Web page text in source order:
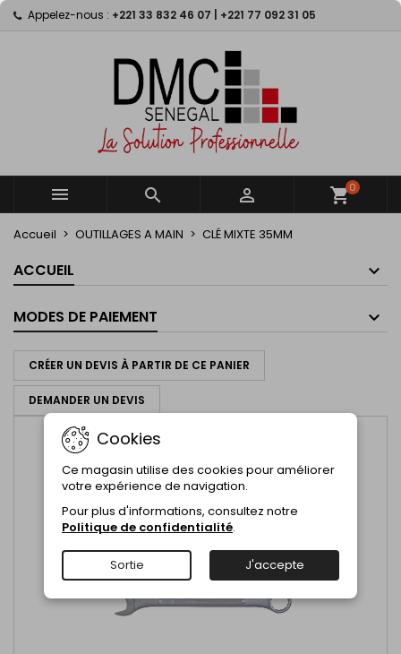
Appelez-nous : +221 33 832 46 07 | +221 77 092 31 05
   shopping_cart0
Accueil OUTILLAGES A MAIN CLÉ MIXTE 35MM
ACCUEIL
MODES DE PAIEMENT
CRÉER UN DEVIS À PARTIR DE CE PANIER
DEMANDER UN DEVIS
My wishlists ×
add_circle_outlineCreate new list
((title)) ×
((cancelText)) ((createText))
Connexion ×
Vous devez être connecté pour ajouter des produits
à votre liste d'envies.
((cancelText)) ((loginText))
Cookies
Ce magasin utilise des cookies pour améliorer
votre expérience de navigation.
Pour plus d'informations, consultez notre
Politique de confidentialité.
Sortie J'accepte